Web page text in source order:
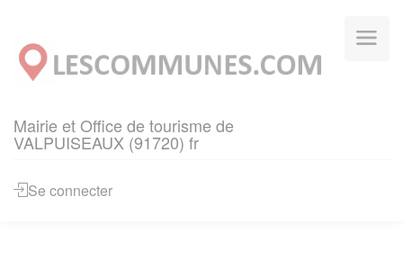
Mairie et Office de tourisme de
VALPUISEAUX (91720) fr
Se connecter